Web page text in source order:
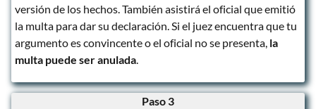
versión de los hechos. También asistirá el oficial que emitió
la multa para dar su declaración. Si el juez encuentra que tu
argumento es convincente o el oficial no se presenta, la
multa puede ser anulada.
Paso 3